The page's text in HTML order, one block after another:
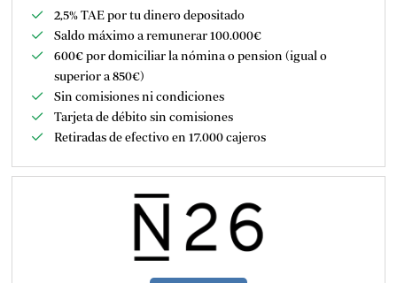
2,5% TAE por tu dinero depositado
Saldo máximo a remunerar 100.000€
600€ por domiciliar la nómina o pension (igual o
superior a 850€)
Sin comisiones ni condiciones
Tarjeta de débito sin comisiones
Retiradas de efectivo en 17.000 cajeros